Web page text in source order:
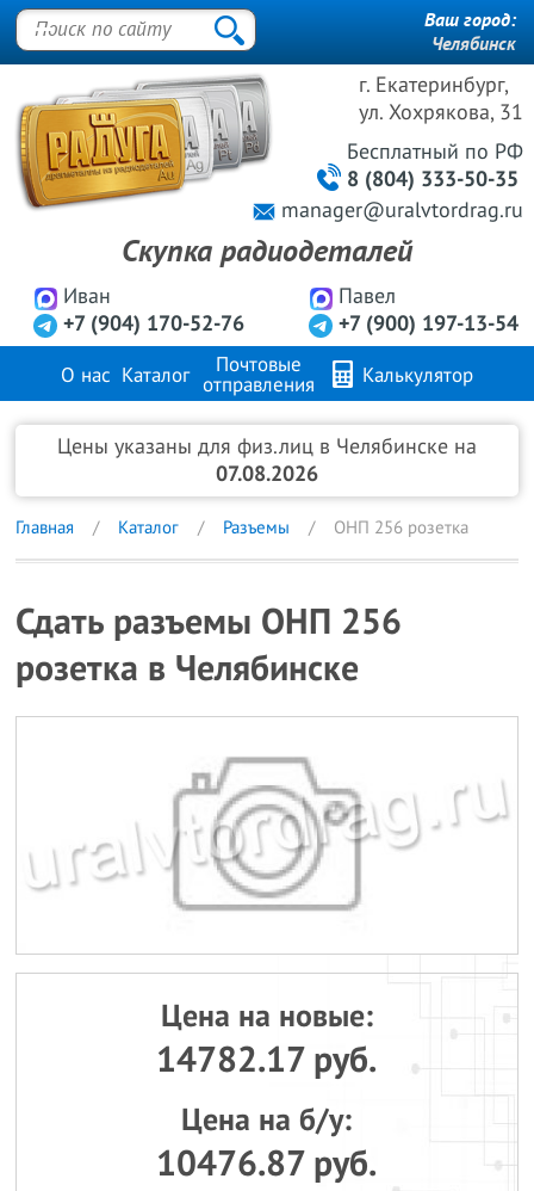
г. Екатеринбург,
ул. Хохрякова, 31
Иван
+7 (904) 170-52-76
Павел
+7 (900) 197-13-54
Бесплатный по РФ
8 (804) 333-50-35
manager@uralvtordrag.ru
Скупка радиодеталей
Ваш город:
Челябинск
О нас Каталог
Почтовые
отправления
Калькулятор
Продажа металлов Контакты
Цены указаны для физ.лиц в Челябинске на
07.08.2026
Главная Каталог Разъемы ОНП 256 розетка
Сдать разъемы ОНП 256
розетка в Челябинске
Цена на новые:
14782.17 руб.
Цена на б/у:
10476.87 руб.